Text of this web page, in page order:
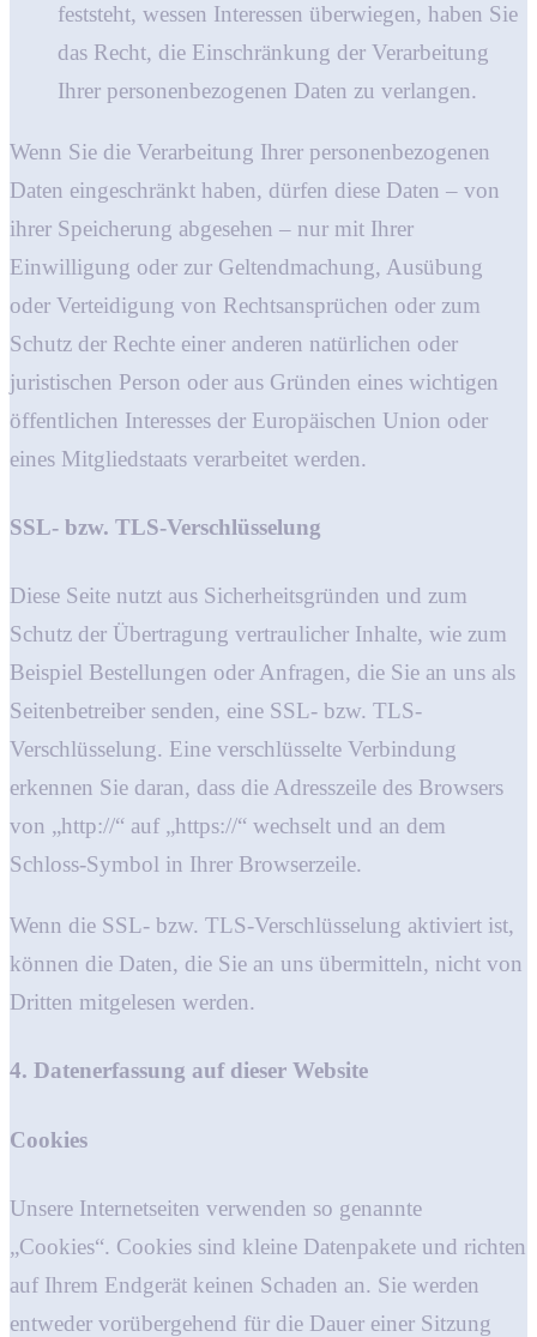
feststeht, wessen Interessen überwiegen, haben Sie
das Recht, die Einschränkung der Verarbeitung
Ihrer personenbezogenen Daten zu verlangen.
Wenn Sie die Verarbeitung Ihrer personenbezogenen
Daten eingeschränkt haben, dürfen diese Daten – von
ihrer Speicherung abgesehen – nur mit Ihrer
Einwilligung oder zur Geltendmachung, Ausübung
oder Verteidigung von Rechtsansprüchen oder zum
Schutz der Rechte einer anderen natürlichen oder
juristischen Person oder aus Gründen eines wichtigen
öffentlichen Interesses der Europäischen Union oder
eines Mitgliedstaats verarbeitet werden.
SSL- bzw. TLS-Verschlüsselung
Diese Seite nutzt aus Sicherheitsgründen und zum
Schutz der Übertragung vertraulicher Inhalte, wie zum
Beispiel Bestellungen oder Anfragen, die Sie an uns als
Seitenbetreiber senden, eine SSL- bzw. TLS-
Verschlüsselung. Eine verschlüsselte Verbindung
erkennen Sie daran, dass die Adresszeile des Browsers
von „http://“ auf „https://“ wechselt und an dem
Schloss-Symbol in Ihrer Browserzeile.
Wenn die SSL- bzw. TLS-Verschlüsselung aktiviert ist,
können die Daten, die Sie an uns übermitteln, nicht von
Dritten mitgelesen werden.
4. Datenerfassung auf dieser Website
Cookies
Unsere Internetseiten verwenden so genannte
„Cookies“. Cookies sind kleine Datenpakete und richten
auf Ihrem Endgerät keinen Schaden an. Sie werden
entweder vorübergehend für die Dauer einer Sitzung